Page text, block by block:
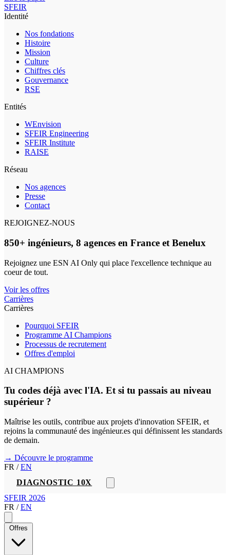
SFEIR
Identité
Nos fondations
Histoire
Mission
Culture
Chiffres clés
Gouvernance
RSE
Entités
WEnvision
SFEIR Engineering
SFEIR Institute
RAISE
Réseau
Nos agences
Presse
Contact
REJOIGNEZ-NOUS
850+ ingénieurs, 8 agences en France et Benelux
Rejoignez une ESN AI Only qui place l'excellence technique au
coeur de tout.
Voir les offres
Carrières
Carrières
Pourquoi SFEIR
Programme AI Champions
Processus de recrutement
Offres d'emploi
AI CHAMPIONS
Tu codes déjà avec l'IA. Et si tu passais au niveau
supérieur ?
Maîtrise les outils, contribue aux projets d'innovation SFEIR, et
rejoins la communauté des ingénieur.es qui définissent les standards
de demain.
→ Découvre le programme
FR / EN
DIAGNOSTIC 10X
SFEIR 2026
FR / EN
Offres